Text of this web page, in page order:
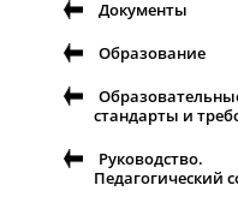
Документы
Образование
стандарты и
Руководство.
Педагогический